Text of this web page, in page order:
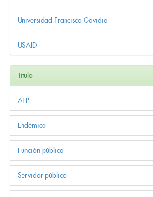
Universidad Francisco Gavidia
USAID
Título
AFP
Endémico
Función pública
Servidor público